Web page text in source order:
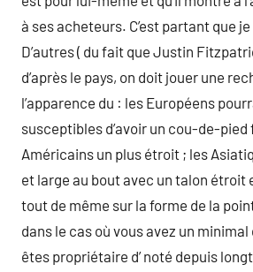
à ses acheteurs. C’est partant que je
D’autres ( du fait que Justin
d’après le pays, on doit jouer une
l’apparence du : les Européens
susceptibles d’avoir un cou-de-pied
Américains un plus étroit ; les
et large au bout avec un talon étroit
tout de même sur la forme de la
dans le cas où vous avez un minimal
êtes propriétaire d’ noté depuis